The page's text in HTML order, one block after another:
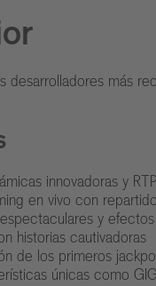
más
innovadoras y
en vivo con
y
historias cautivadoras
de los primeros
únicas como